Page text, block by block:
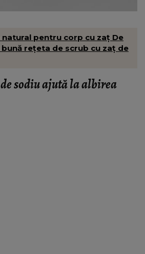
natural pentru corp cu zaț De
bună rețeta de scrub cu zaț de
sodiu ajută la albirea